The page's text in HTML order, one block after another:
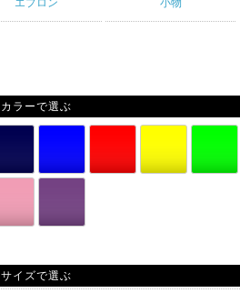
エプロン 小物
カラーで選ぶ
サイズで選ぶ